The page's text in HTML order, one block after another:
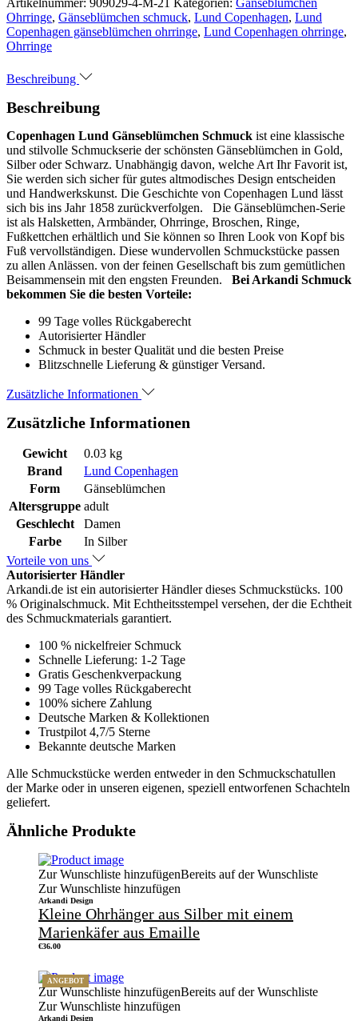
Ohrringe, Gänseblümchen schmuck, Lund Copenhagen, Lund
Copenhagen gänseblümchen ohrringe, Lund Copenhagen ohrringe,
Ohrringe
Beschreibung
Beschreibung
Copenhagen Lund Gänseblümchen Schmuck ist eine klassische
und stilvolle Schmuckserie der schönsten Gänseblümchen in Gold,
Silber oder Schwarz. Unabhängig davon, welche Art Ihr Favorit ist,
Sie werden sich sicher für gutes altmodisches Design entscheiden
und Handwerkskunst. Die Geschichte von Copenhagen Lund lässt
sich bis ins Jahr 1858 zurückverfolgen. Die Gänseblümchen-Serie
ist als Halsketten, Armbänder, Ohrringe, Broschen, Ringe,
Fußkettchen erhältlich und Sie können so Ihren Look von Kopf bis
Fuß vervollständigen. Diese wundervollen Schmuckstücke passen
zu allen Anlässen. von der feinen Gesellschaft bis zum gemütlichen
Beisammensein mit den engsten Freunden. Bei Arkandi Schmuck
bekommen Sie die besten Vorteile:
99 Tage volles Rückgaberecht
Autorisierter Händler
Schmuck in bester Qualität und die besten Preise
Blitzschnelle Lieferung & günstiger Versand.
Zusätzliche Informationen
Zusätzliche Informationen
Gewicht
0.03 kg
Brand
Lund Copenhagen
Form
Gänseblümchen
Altersgruppe adult
Geschlecht
Damen
Farbe
In Silber
Vorteile von uns
Autorisierter Händler
Arkandi.de ist ein autorisierter Händler dieses Schmuckstücks. 100
% Originalschmuck. Mit Echtheitsstempel versehen, der die Echtheit
des Schmuckmaterials garantiert.
100 % nickelfreier Schmuck
Schnelle Lieferung: 1-2 Tage
Gratis Geschenkverpackung
99 Tage volles Rückgaberecht
100% sichere Zahlung
Deutsche Marken & Kollektionen
Trustpilot 4,7/5 Sterne
Bekannte deutsche Marken
Alle Schmuckstücke werden entweder in den Schmuckschatullen
der Marke oder in unseren eigenen, speziell entworfenen Schachteln
geliefert.
Ähnliche Produkte
Zur Wunschliste hinzufügenBereits auf der Wunschliste
Zur Wunschliste hinzufügen
Arkandi Design
Kleine Ohrhänger aus Silber mit einem
Marienkäfer aus Emaille
€36.00
ANGEBOT
Zur Wunschliste hinzufügenBereits auf der Wunschliste
Zur Wunschliste hinzufügen
Arkandi Design